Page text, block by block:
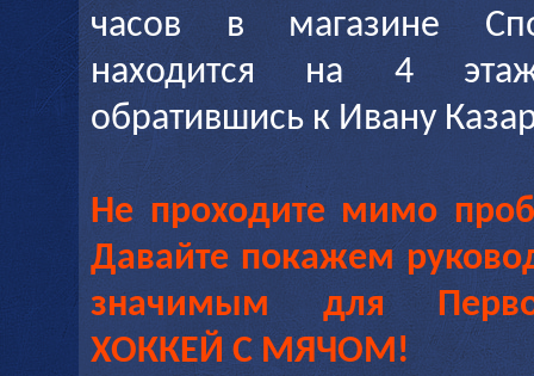
часов в магазине
находится на 4
обратившись к Ивану
Не проходите мимо
Давайте покажем
значимым для
ХОККЕЙ С МЯЧОМ!